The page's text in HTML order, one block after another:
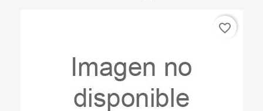
favorite_border